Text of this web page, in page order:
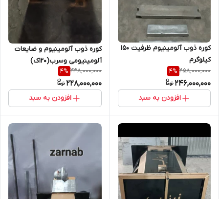
کوره ذوب آلومینیوم ظرفیت 150
کیلوگرم
258,000,000
4%
246,000,000
افزودن به سبد
کوره ذوب آلومینیوم و ضایعات
آلومینیومی وسرب(۱۲۰ک)
238,000,000
4%
228,000,000
افزودن به سبد